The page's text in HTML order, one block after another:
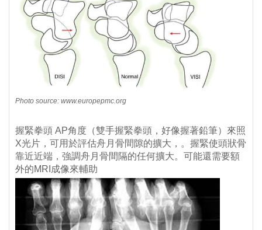
Photo source: www.europepmc.org
握緊拳頭 AP角度（雙手握緊拳頭，好像握著鉛筆）來照
X光片，可用於評估舟月骨間隙的擴大，。握緊使頭狀骨
靠近近端，強調舟月骨間隔的任何擴大。可能還需要額
外的MRI成像來輔助